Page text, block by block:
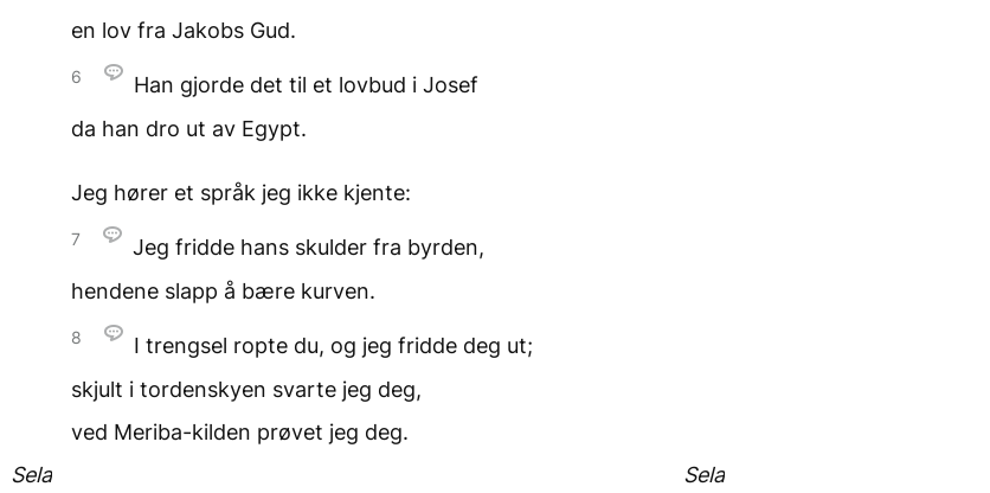
Sela
en lov fra Jakobs Gud.
6 Han gjorde det til et lovbud i Josef
da han dro ut av Egypt.
Jeg hører et språk jeg ikke kjente:
7 Jeg fridde hans skulder fra byrden,
hendene slapp å bære kurven.
8 I trengsel ropte du, og jeg fridde deg ut;
skjult i tordenskyen svarte jeg deg,
ved Meriba-kilden prøvet jeg deg.
Sela